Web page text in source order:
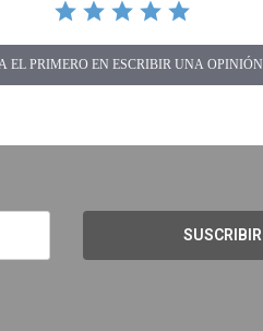
EL PRIMERO EN ESCRIBIR UNA OPINIÓN
SUSCRIBIR